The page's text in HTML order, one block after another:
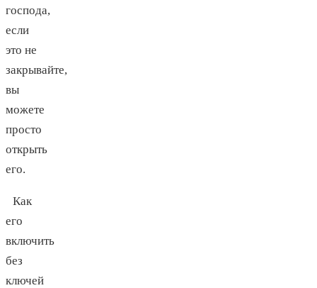
господа,
если
это не
закрывайте,
вы
можете
просто
открыть
его.
Как
его
включить
без
ключей